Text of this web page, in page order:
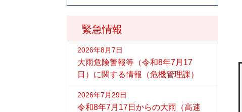
緊急情報
2026年8月7日
大雨危険警報等（令和8年7月17
日）に関する情報（危機管理課）
2026年7月29日
令和8年7月17日からの大雨（高速